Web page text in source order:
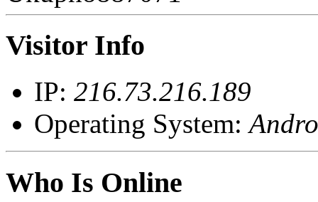
Visitor Info
IP: 216.73.216.189
Operating System:
Who Is Online